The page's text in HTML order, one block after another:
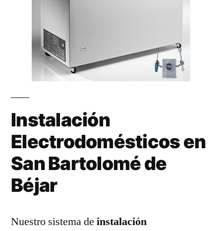
Instalación
Electrodomésticos en
San Bartolomé de
Béjar
Nuestro sistema de instalación